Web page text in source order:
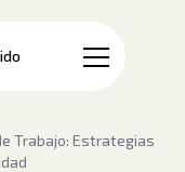
Trabajo: Estrategias